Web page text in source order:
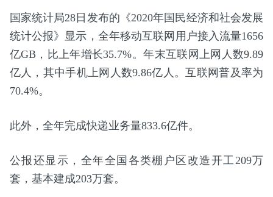
国家统计局28日发布的《2020年国民经济和社会发展
统计公报》显示，全年移动互联网用户接入流量1656
亿GB，比上年增长35.7%。年末互联网上网人数9.89
亿人，其中手机上网人数9.86亿人。互联网普及率为
70.4%。
此外，全年完成快递业务量833.6亿件。
公报还显示，全年全国各类棚户区改造开工209万
套，基本建成203万套。